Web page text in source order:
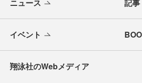
ニュース 記事
イベント
翔泳社のWebメディア